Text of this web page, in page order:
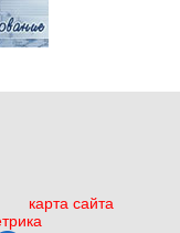
карта сайта